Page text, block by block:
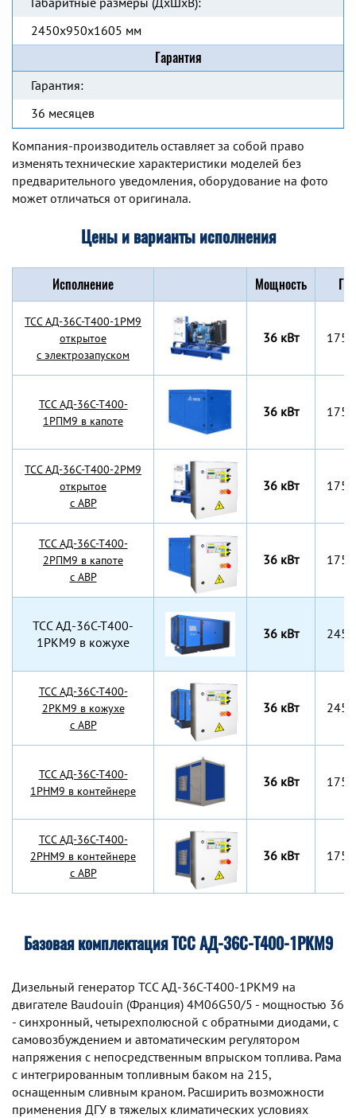
2450x950x1605 мм
Гарантия
Гарантия:
36 месяцев
Компания-производитель оставляет за собой право
изменять технические характеристики моделей без
предварительного уведомления, оборудование на фото
может отличаться от оригинала.
Цены и варианты исполнения
Исполнение Мощность
TCC АД-36С-Т400-1РМ9
открытое
с электрозапуском
36 кВт
TCC АД-36С-Т400-
1РПМ9 в капоте
36 кВт
TCC АД-36С-Т400-2РМ9
открытое
с АВР
36 кВт
TCC АД-36С-Т400-
2РПМ9 в капоте
с АВР
36 кВт
TCC АД-36С-Т400-
1РКМ9 в кожухе
36 кВт
TCC АД-36С-Т400-
2РКМ9 в кожухе
с АВР
36 кВт
TCC АД-36С-Т400-
1РНМ9 в контейнере
36 кВт
TCC АД-36С-Т400-
2РНМ9 в контейнере
с АВР
36 кВт
Базовая комплектация ТСС АД-36С-Т400-1РКМ9
Дизельный генератор TCC АД-36С-Т400-1РКМ9 на
двигателе Baudouin (Франция) 4M06G50/5 - мощностью 36
- синхронный, четырехполюсной с обратными диодами, с
самовозбуждением и автоматическим регулятором
напряжения с непосредственным впрыском топлива. Рама
с интегрированным топливным баком на 215,
оснащенным сливным краном. Расширить возможности
применения ДГУ в тяжелых климатических условиях